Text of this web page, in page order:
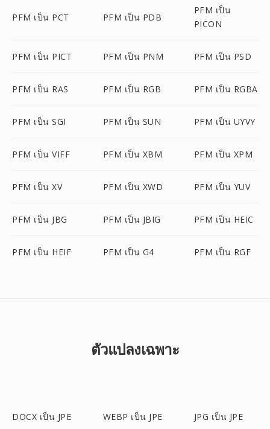
PFM เป็น PCT PFM เป็น PDB
PFM เป็น
PICON
PFM เป็น PICT PFM เป็น PNM PFM เป็น PSD
PFM เป็น RAS PFM เป็น RGB PFM เป็น RGBA
PFM เป็น SGI PFM เป็น SUN PFM เป็น UYVY
PFM เป็น VIFF PFM เป็น XBM PFM เป็น XPM
PFM เป็น XV PFM เป็น XWD PFM เป็น YUV
PFM เป็น JBG PFM เป็น JBIG PFM เป็น HEIC
PFM เป็น HEIF PFM เป็น G4 PFM เป็น RGF
ตัวแปลงเฉพาะ
DOCX เป็น JPE WEBP เป็น JPE JPG เป็น JPE